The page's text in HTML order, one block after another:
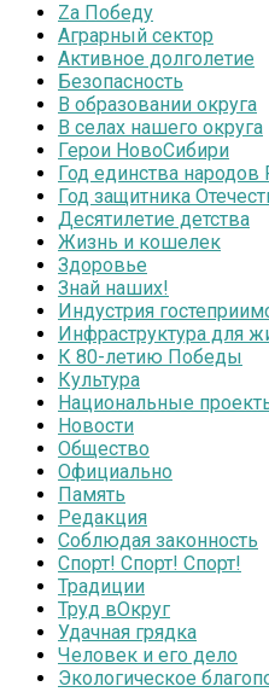
Zа Победу
Аграрный сектор
Активное долголетие
Безопасность
В образовании округа
В селах нашего округа
Герои НовоСибири
Год единства народов
Год защитника
Десятилетие детства
Жизнь и кошелек
Здоровье
Знай наших!
Индустрия
Инфраструктура для
К 80-летию Победы
Культура
Национальные
Новости
Общество
Официально
Память
Редакция
Соблюдая законность
Спорт! Спорт! Спорт!
Традиции
Труд вОкруг
Удачная грядка
Человек и его дело
Экологическое